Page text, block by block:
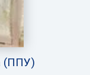
(ППУ)